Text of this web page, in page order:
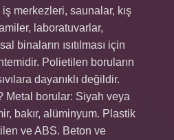
merkezleri, saunalar, kış
laboratuvarlar,
binaların ısıtılması için
Polietilen boruların
dayanıklı değildir.
Metal borular: Siyah veya
bakır, alüminyum. Plastik
ve ABS. Beton ve